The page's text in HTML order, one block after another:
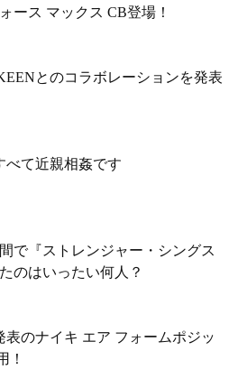
ース マックス CB登場！
とのコラボレーションを発表
べて近親相姦です
で『ストレンジャー・シングス
のはいったい何人？
表のナイキ エア フォームポジッ
！